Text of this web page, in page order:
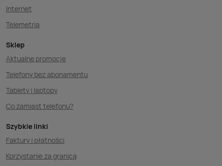
Internet
Telemetria
Sklep
Aktualne promocje
Telefony bez abonamentu
Tablety i laptopy
Co zamiast telefonu?
Szybkie linki
Faktury i płatności
Korzystanie za granicą